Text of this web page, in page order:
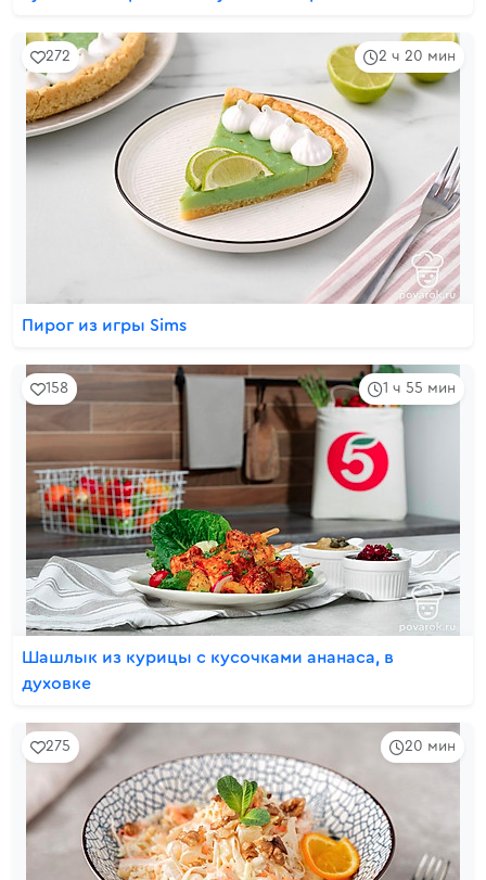
2 ч 20 мин
272
Пирог из игры Sims
1 ч 55 мин
158
Шашлык из курицы с кусочками ананаса, в
духовке
20 мин
275